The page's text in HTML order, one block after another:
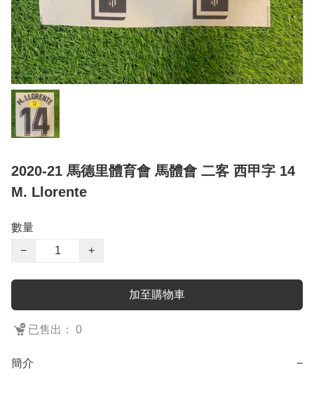
2020-21 馬德里體育會 馬體會 二客 西甲字 14
M. Llorente
數量
−
+
加至購物車
已售出： 0
簡介 −